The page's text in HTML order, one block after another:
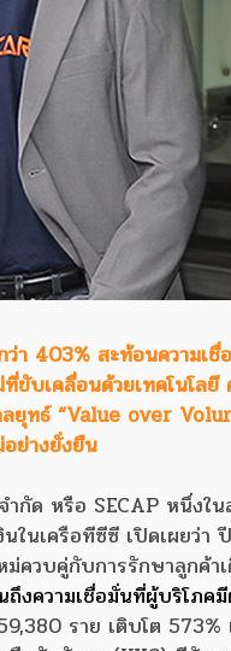
า 403% สะท้อนความเชื่
ขับเคลื่อนด้วยเทคโนโลยี
ยุทธ์ “Value over
ย่างยั่งยืน
กัด หรือ SECAP หนึ่งใน
ในเครือทีซีซี เปิดเผยว่า
ควบคู่กับการรักษาลูกค้า
ถึงความเชื่อมั่นที่ผู้บริโภค
ราย เติบโต 573%